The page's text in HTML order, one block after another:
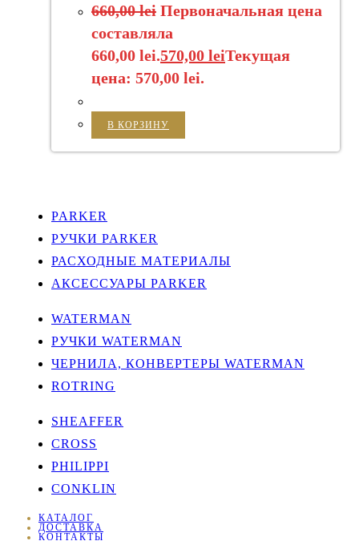
660,00lei Первоначальная цена
составляла
660,00 lei.570,00 leiТекущая
цена: 570,00 lei.
В КОРЗИНУ
PARKER
РУЧКИ PARKER
РАСХОДНЫЕ МАТЕРИАЛЫ
АКСЕССУАРЫ PARKER
WATERMAN
РУЧКИ WATERMAN
ЧЕРНИЛА, КОНВЕРТЕРЫ WATERMAN
ROTRING
SHEAFFER
CROSS
PHILIPPI
CONKLIN
КАТАЛОГ
ДОСТАВКА
КОНТАКТЫ